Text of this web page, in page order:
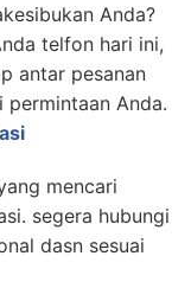
Anda?
telfon hari ini,
antar pesanan
permintaan Anda.
mencari
segera hubungi
dasn sesuai